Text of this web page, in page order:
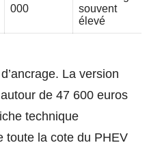
000
souvent
élevé
La version
de 47 600 euros
technique
toute la cote du PHEV